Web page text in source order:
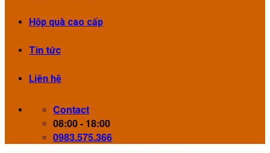
Hộp quà cao cấp
Tin tức
Liên hệ
Contact
08:00 - 18:00
0983.575.366